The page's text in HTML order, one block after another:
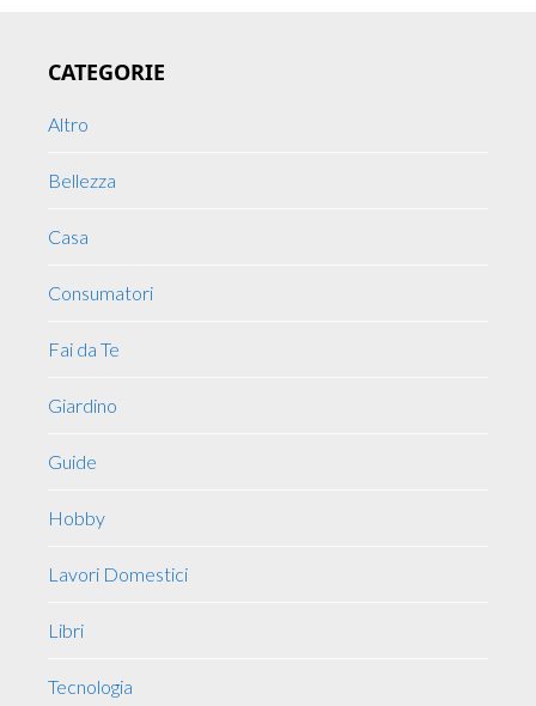
Sidebar
CATEGORIE
Altro
Bellezza
Casa
Consumatori
Fai da Te
Giardino
Guide
Hobby
Lavori Domestici
Libri
Tecnologia